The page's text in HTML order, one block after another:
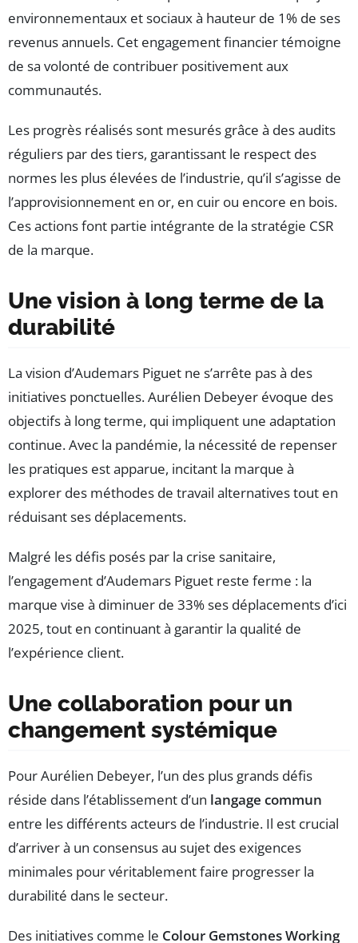
environnementaux et sociaux à hauteur de 1% de ses
revenus annuels. Cet engagement financier témoigne
de sa volonté de contribuer positivement aux
communautés.
Les progrès réalisés sont mesurés grâce à des audits
réguliers par des tiers, garantissant le respect des
normes les plus élevées de l’industrie, qu’il s’agisse de
l’approvisionnement en or, en cuir ou encore en bois.
Ces actions font partie intégrante de la stratégie CSR
de la marque.
Une vision à long terme de la
durabilité
La vision d’Audemars Piguet ne s’arrête pas à des
initiatives ponctuelles. Aurélien Debeyer évoque des
objectifs à long terme, qui impliquent une adaptation
continue. Avec la pandémie, la nécessité de repenser
les pratiques est apparue, incitant la marque à
explorer des méthodes de travail alternatives tout en
réduisant ses déplacements.
Malgré les défis posés par la crise sanitaire,
l’engagement d’Audemars Piguet reste ferme : la
marque vise à diminuer de 33% ses déplacements d’ici
2025, tout en continuant à garantir la qualité de
l’expérience client.
Une collaboration pour un
changement systémique
Pour Aurélien Debeyer, l’un des plus grands défis
réside dans l’établissement d’un langage commun
entre les différents acteurs de l’industrie. Il est crucial
d’arriver à un consensus au sujet des exigences
minimales pour véritablement faire progresser la
durabilité dans le secteur.
Des initiatives comme le Colour Gemstones Working